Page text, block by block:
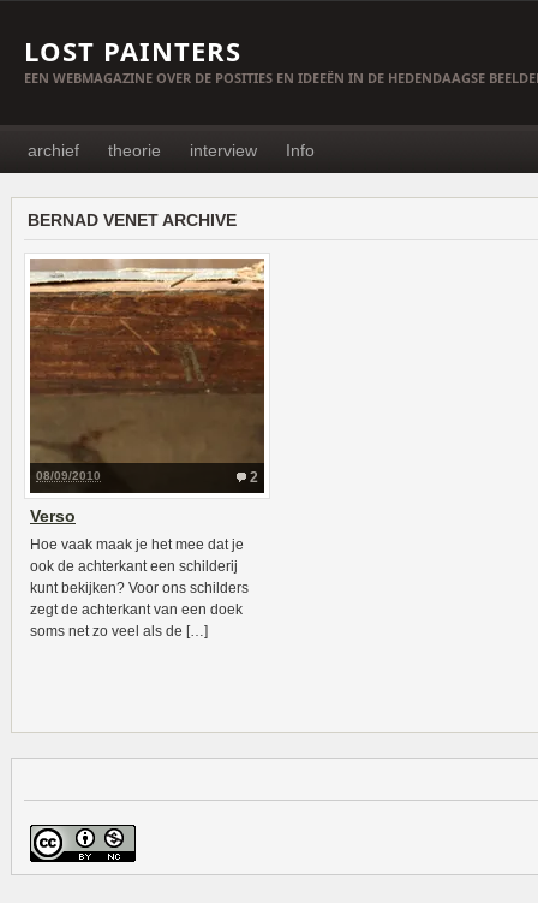
LOST PAINTERS
EEN WEBMAGAZINE OVER DE POSITIES EN IDEEËN IN DE HEDENDAAGSE
archief theorie interview Info
BERNAD VENET ARCHIVE
2
08/09/2010
Verso
Hoe vaak maak je het mee dat je
ook de achterkant een schilderij
kunt bekijken? Voor ons schilders
zegt de achterkant van een doek
soms net zo veel als de […]